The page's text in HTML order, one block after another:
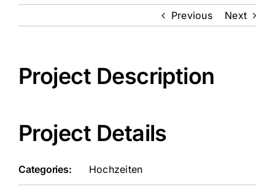
Instagram
Facebook
Previous Next
Project Description
Project Details
Categories: Hochzeiten